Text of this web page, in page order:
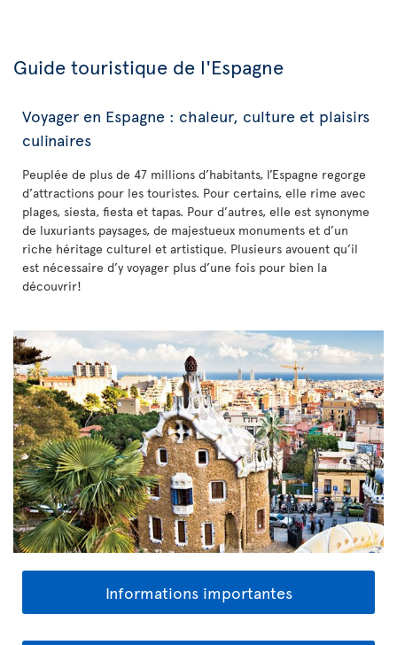
Guide touristique de l'Espagne
Voyager en Espagne : chaleur, culture et plaisirs
culinaires
Peuplée de plus de 47 millions d’habitants, l’Espagne regorge
d’attractions pour les touristes. Pour certains, elle rime avec
plages, siesta, fiesta et tapas. Pour d’autres, elle est synonyme
de luxuriants paysages, de majestueux monuments et d’un
riche héritage culturel et artistique. Plusieurs avouent qu’il
est nécessaire d’y voyager plus d’une fois pour bien la
découvrir!
Informations importantes